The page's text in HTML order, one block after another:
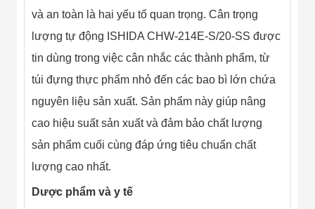
và an toàn là hai yếu tố quan trọng. Cân trọng
lượng tự động ISHIDA CHW-214E-S/20-SS được
tin dùng trong việc cân nhắc các thành phẩm, từ
túi đựng thực phẩm nhỏ đến các bao bì lớn chứa
nguyên liệu sản xuất. Sản phẩm này giúp nâng
cao hiệu suất sản xuất và đảm bảo chất lượng
sản phẩm cuối cùng đáp ứng tiêu chuẩn chất
lượng cao nhất.
Dược phẩm và y tế